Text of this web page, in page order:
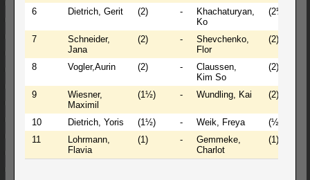
6 Dietrich, Gerit (2) -
Khachaturyan,
Ko
(2½)
7
Schneider,
Jana
(2) -
Shevchenko,
Flor
(2)
8 Vogler,Aurin (2) -
Claussen,
Kim So
(2)
9
Wiesner,
Maximil
(1½) - Wundling, Kai (2)
10 Dietrich, Yoris (1½) - Weik, Freya
(½)
11
Lohrmann,
Flavia
(1) -
Gemmeke,
Charlot
(1)